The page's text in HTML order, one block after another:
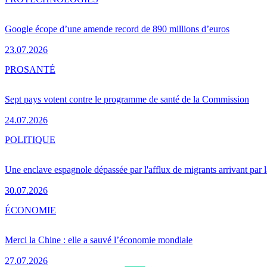
Google écope d’une amende record de 890 millions d’euros
23.07.2026
Sept pays votent contre le programme de santé de la Commission
24.07.2026
PROSANTÉ
Une enclave espagnole dépassée par l'afflux de migrants arrivant par
30.07.2026
POLITIQUE
Merci la Chine : elle a sauvé l’économie mondiale
27.07.2026
ÉCONOMIE